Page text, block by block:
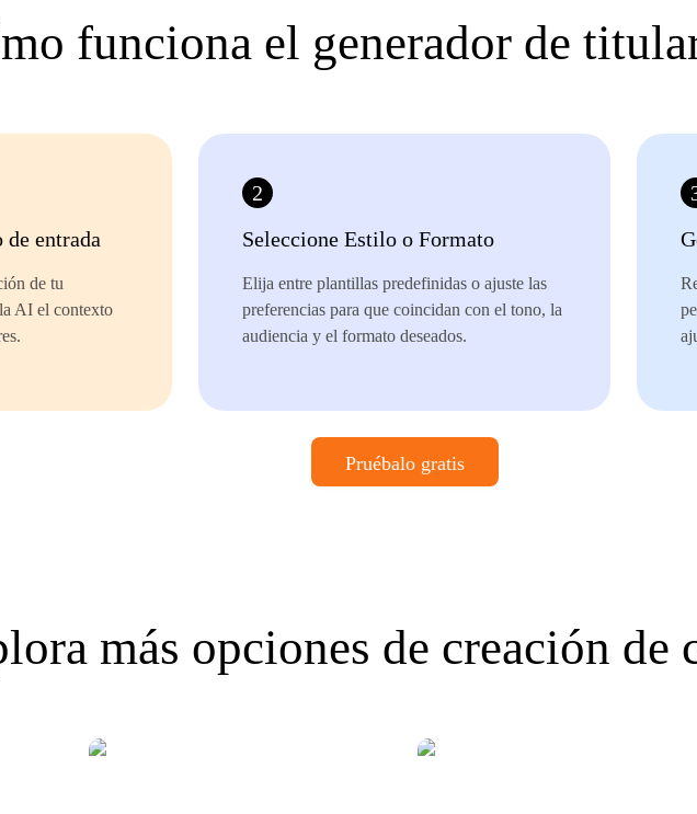
funciona el generador de
entrada
de tu
AI el contexto
2
Seleccione Estilo o Formato
Elija entre plantillas predefinidas o ajuste las
preferencias para que coincidan con el tono, la
audiencia y el formato deseados.
Pruébalo gratis
más opciones de creación de